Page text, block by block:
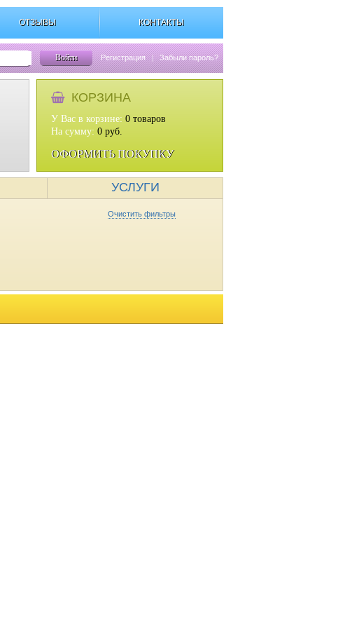
ОТЗЫВЫ КОНТАКТЫ
Войти Регистрация | Забыли пароль?
КОРЗИНА
У Вас в корзине: 0 товаров
На сумму: 0 руб.
ОФОРМИТЬ ПОКУПКУ
УСЛУГИ
Очистить фильтры